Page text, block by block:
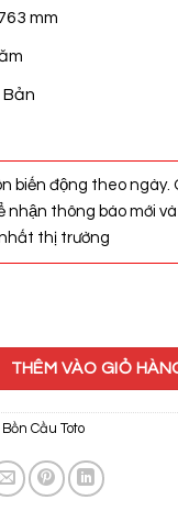
là:
3.330.000₫.
mm
biến động theo ngày.
nhận thông báo mới
thị trường
THÊM VÀO GIỎ
Bồn Cầu Toto